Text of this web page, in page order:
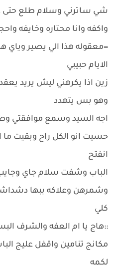
شي ساترني وسلام طلع حتى
واكفه وانا محتاره وخايفه
=معقوله هذا الي يصير وياي
الايام حبيبي
زين اذا يكرهني ليش يريد
وهو بس يتهدد
اجه السيد وسمع موافقتي
حسيت انو الكل راح وبقيت
انفتح
الباب وشفت سلام جاي وجايب
وشمرهن وعلاكه ببها
كلي
::هاج يا ام العفه والشرف
مكانج تنامين واقفل عليج
لكمه